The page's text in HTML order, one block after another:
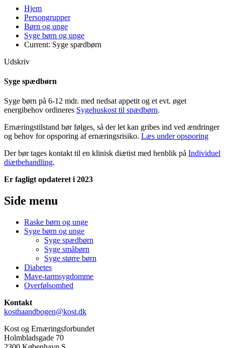
Hjem
Persongrupper
Børn og unge
Syge børn og unge
Current: Syge spædbørn
Udskriv
Syge spædbørn
Syge børn på 6-12 mdr. med nedsat appetit og et evt. øget
energibehov ordineres Sygehuskost til spædbørn.
Ernæringstilstand bør følges, så der let kan gribes ind ved ændringer
og behov for opsporing af ernæringsrisiko. Læs under opsporing
Der bør tages kontakt til en klinisk diætist med henblik på Individuel
diætbehandling.
Er fagligt opdateret i 2023
Side menu
Raske børn og unge
Syge børn og unge
Syge spædbørn
Syge småbørn
Syge større børn
Diabetes
Mave-tarmsygdomme
Overfølsomhed
Kontakt
kosthaandbogen@kost.dk
Kost og Ernæringsforbundet
Holmbladsgade 70